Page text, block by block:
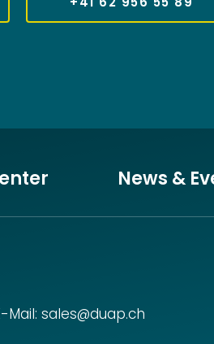
News &
Mail: sales@duap.ch